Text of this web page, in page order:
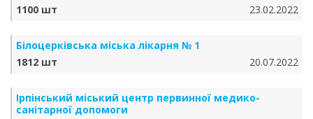
1100 шт
23.02.2022
Білоцерківська міська лікарня № 1
1812 шт
20.07.2022
Ірпінський міський центр первинної медико-
санітарної допомоги